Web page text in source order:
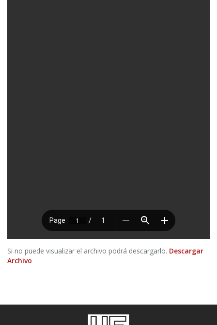
Si no puede visualizar el archivo podrá descargarlo. Descargar
Archivo